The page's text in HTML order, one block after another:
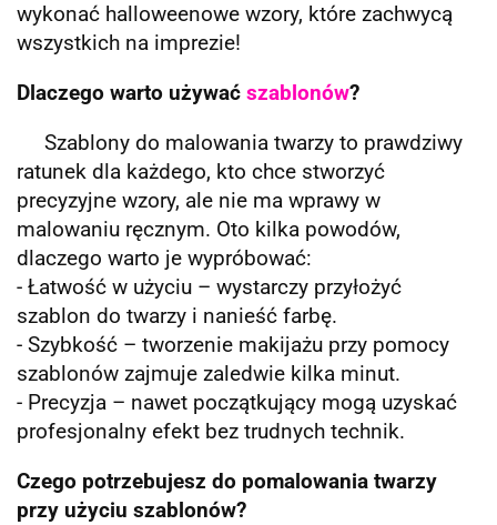
wykonać halloweenowe wzory, które zachwycą
wszystkich na imprezie!
Dlaczego warto używać szablonów?
Szablony do malowania twarzy to prawdziwy
ratunek dla każdego, kto chce stworzyć
precyzyjne wzory, ale nie ma wprawy w
malowaniu ręcznym. Oto kilka powodów,
dlaczego warto je wypróbować:
- Łatwość w użyciu – wystarczy przyłożyć
szablon do twarzy i nanieść farbę.
- Szybkość – tworzenie makijażu przy pomocy
szablonów zajmuje zaledwie kilka minut.
- Precyzja – nawet początkujący mogą uzyskać
profesjonalny efekt bez trudnych technik.
Czego potrzebujesz do pomalowania twarzy
przy użyciu szablonów?